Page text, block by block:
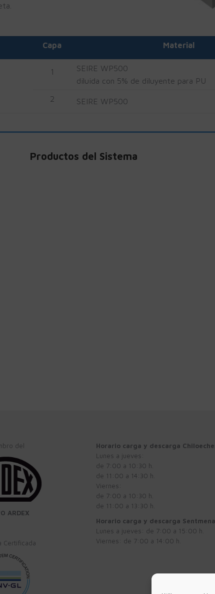
Capa Material
1
SEIRE WP500
diluida con 5% de diluyente para PU
2 SEIRE WP500
Productos del Sistema
del
ARDEX
Certificada
Horario carga y descarga
Lunes a jueves:
de 7:00 a 10:30 h.
de 11:00 a 14:30 h.
Viernes:
de 7:00 a 10:30 h.
de 11:00 a 13:30 h.
Horario carga y descarga
Lunes a jueves: de 7:00 a 15:00 h.
Viernes: de 7:00 a 14:00 h.